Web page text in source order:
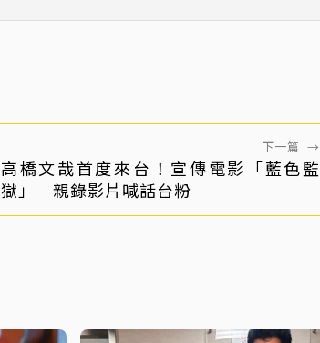
下一篇 →
高橋文哉首度來台！宣傳電影「藍色監
獄」 親錄影片喊話台粉